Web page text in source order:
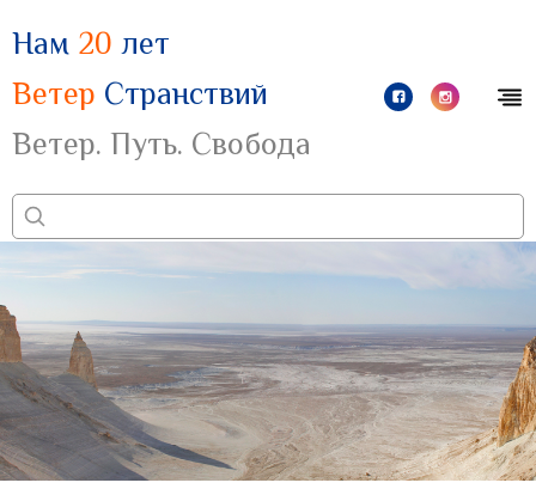
Нам 20 лет
Ветер Странствий
Ветер. Путь. Свобода